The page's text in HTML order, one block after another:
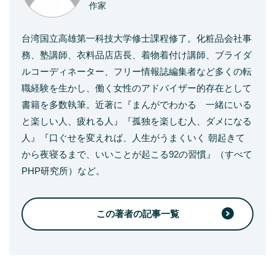
作家
台湾国立高雄第一科技大学修士課程修了。化粧品会社事
務、塾講師、衣料品店店長、着物着付け講師、ブライダ
ルコーディネーター、フリー情報誌編集者など多くの転
職経験を生かし、働く女性のアドバイザー的存在として
書籍を多数執筆。近著に『まんがでわかる 一緒にいる
と楽しい人、疲れる人』『孤独を楽しむ人、ダメになる
人』『口ぐせを変えれば、人生がうまくいく 朝起きて
から夜寝るまで、いいことが起こる92の習慣』（すべて
PHP研究所）など。
この著者の記事一覧